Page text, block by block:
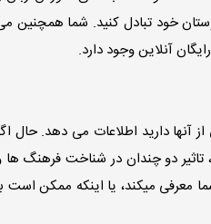
خود تبادل کنید. شما همچنین
آنلاین وجود دارد.
دارید اطلاعات می دهد. حال
دو چندان در شناخت فرهنگ ها
معرفی میکند، یا اینکه ممکن است